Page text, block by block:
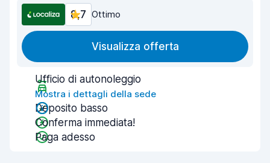
8,7 Ottimo
Visualizza offerta
Ufficio di autonoleggio
Mostra i dettagli della sede
Deposito basso
Conferma immediata!
Paga adesso